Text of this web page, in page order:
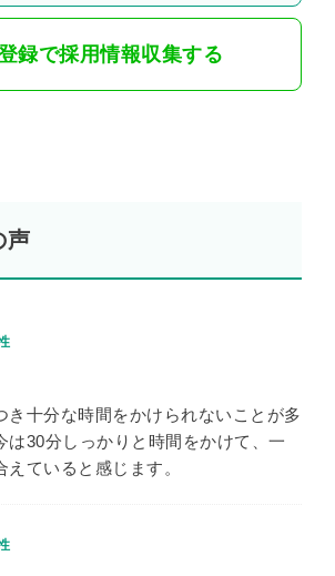
録で採用情報収集する
声
き十分な時間をかけられないことが多
は30分しっかりと時間をかけて、一
えていると感じます。